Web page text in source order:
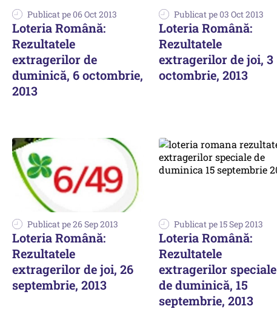
Publicat pe 06 Oct 2013
Loteria Română:
Rezultatele
extragerilor de
duminică, 6 octombrie,
2013
Publicat pe 03 Oct 2013
Loteria Română:
Rezultatele
extragerilor de joi, 3
octombrie, 2013
Publicat pe 26 Sep 2013
Loteria Română:
Rezultatele
extragerilor de joi, 26
septembrie, 2013
Publicat pe 15 Sep 2013
Loteria Română:
Rezultatele
extragerilor speciale
de duminică, 15
septembrie, 2013